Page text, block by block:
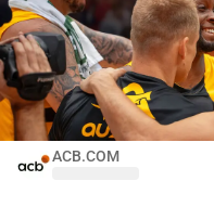
ACB.COM